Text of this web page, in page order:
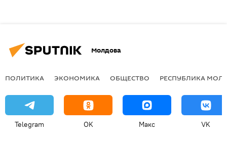
Молдова
ПОЛИТИКА ЭКОНОМИКА ОБЩЕСТВО РЕСПУБЛИКА
Telegram OK Макс VK